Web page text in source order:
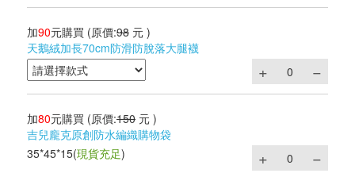
加90元購買 (原價:98 元 )
天鵝絨加長70cm防滑防脫落大腿襪
加80元購買 (原價:150 元 )
吉兒龐克原創防水編織購物袋
35*45*15(現貨充足)